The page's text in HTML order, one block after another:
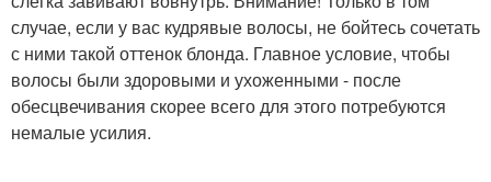
случае, если у вас кудрявые волосы, не бойтесь сочетать
с ними такой оттенок блонда. Главное условие, чтобы
волосы были здоровыми и ухоженными - после
обесцвечивания скорее всего для этого потребуются
немалые усилия.